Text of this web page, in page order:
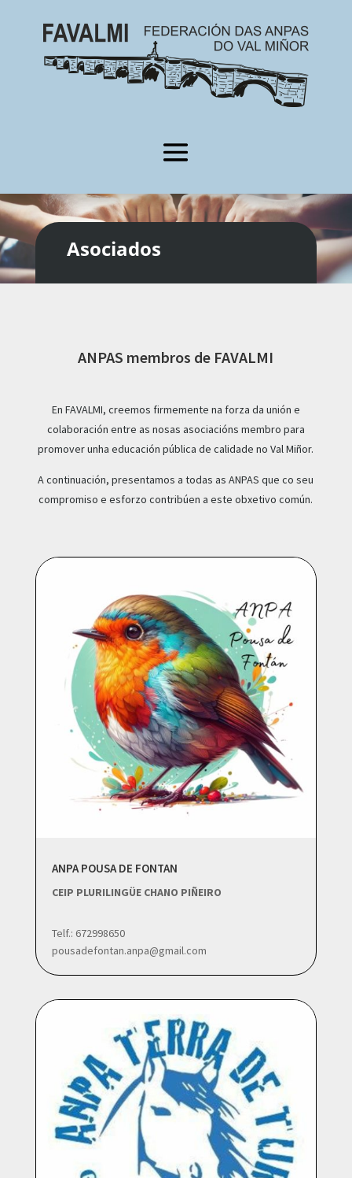
Asociados
ANPAS membros de FAVALMI
En FAVALMI, creemos firmemente na forza da unión e
colaboración entre as nosas asociacións membro para
promover unha educación pública de calidade no Val Miñor.
A continuación, presentamos a todas as ANPAS que co seu
compromiso e esforzo contribúen a este obxetivo común.
ANPA POUSA DE FONTAN
CEIP PLURILINGÜE CHANO PIÑEIRO
Telf.: 672998650
pousadefontan.anpa@gmail.com